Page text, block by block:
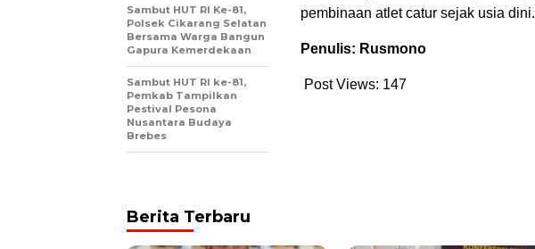
pembinaan atlet catur sejak usia dini.
Penulis: Rusmono
Post Views: 147
Sambut HUT RI Ke-81,
Polsek Cikarang Selatan
Bersama Warga Bangun
Gapura Kemerdekaan
Sambut HUT RI ke-81,
Pemkab Tampilkan
Pestival Pesona
Nusantara Budaya
Brebes
Berita Terbaru